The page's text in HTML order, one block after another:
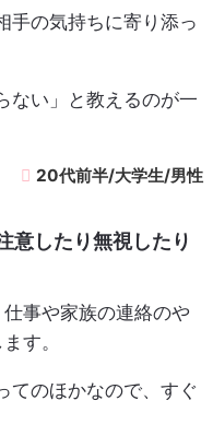
手の気持ちに寄り添っ
ない」と教えるのが一
20代前半/大学生/男性
意したり無視したり
事や家族の連絡のや
す。
てのほかなので、すぐ